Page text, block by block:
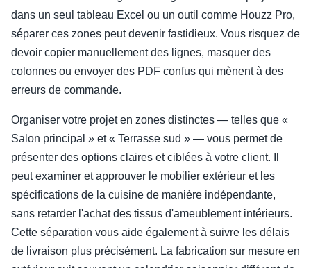
dans un seul tableau Excel ou un outil comme Houzz Pro,
séparer ces zones peut devenir fastidieux. Vous risquez de
devoir copier manuellement des lignes, masquer des
colonnes ou envoyer des PDF confus qui mènent à des
erreurs de commande.
Organiser votre projet en zones distinctes — telles que «
Salon principal » et « Terrasse sud » — vous permet de
présenter des options claires et ciblées à votre client. Il
peut examiner et approuver le mobilier extérieur et les
spécifications de la cuisine de manière indépendante,
sans retarder l'achat des tissus d'ameublement intérieurs.
Cette séparation vous aide également à suivre les délais
de livraison plus précisément. La fabrication sur mesure en